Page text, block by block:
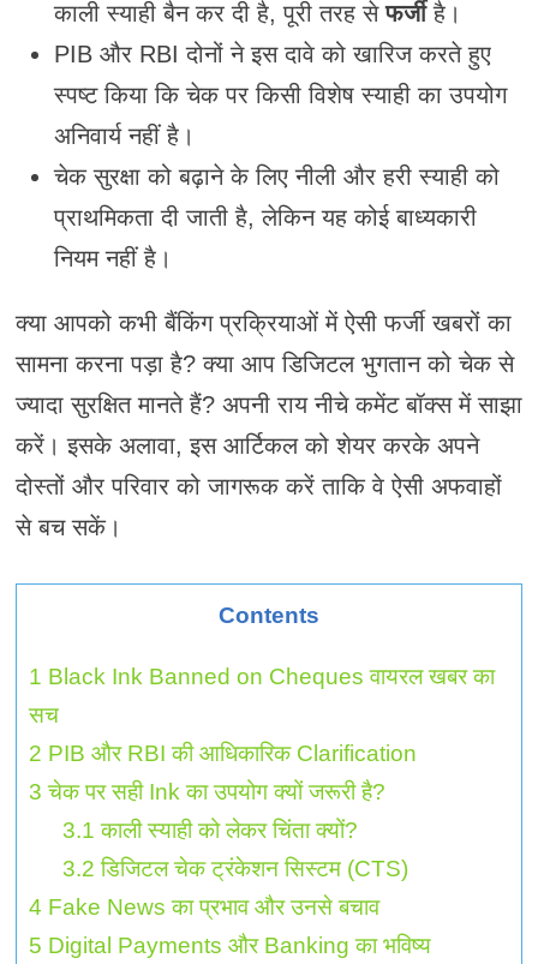
काली स्याही बैन कर दी है, पूरी तरह सेफर्जीहै।
PIB और RBI दोनों ने इस दावे को खारिज करते हुए
स्पष्ट किया कि चेक पर किसी विशेष स्याही का उपयोग
अनिवार्य नहीं है।
चेक सुरक्षा को बढ़ाने के लिए नीली और हरी स्याही को
प्राथमिकता दी जाती है, लेकिन यह कोई बाध्यकारी
नियम नहीं है।
क्या आपको कभी बैंकिंग प्रक्रियाओं में ऐसी फर्जी खबरों का
सामना करना पड़ा है? क्या आप डिजिटल भुगतान को चेक से
ज्यादा सुरक्षित मानते हैं? अपनी राय नीचे कमेंट बॉक्स में साझा
करें। इसके अलावा, इस आर्टिकल को शेयर करके अपने
दोस्तों और परिवार को जागरूक करें ताकि वे ऐसी अफवाहों
से बच सकें।
Contents
1 Black Ink Banned on Cheques वायरल खबर का
सच
2 PIB और RBI की आधिकारिक Clarification
3 चेक पर सही Ink का उपयोग क्यों जरूरी है?
3.1 काली स्याही को लेकर चिंता क्यों?
3.2 डिजिटल चेक ट्रंकेशन सिस्टम (CTS)
4 Fake News का प्रभाव और उनसे बचाव
5 Digital Payments और Banking का भविष्य